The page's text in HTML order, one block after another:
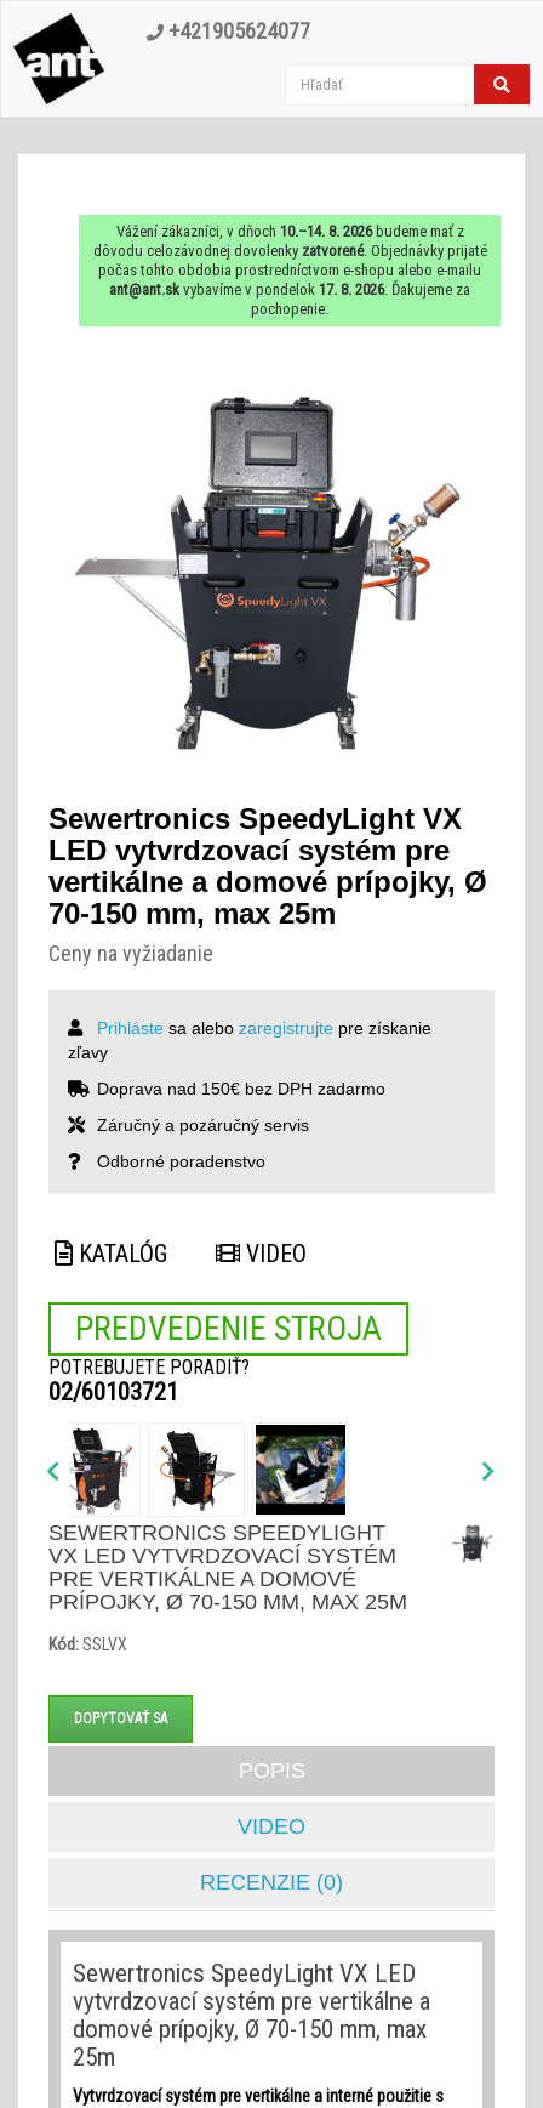
+421905624077
Vážení zákazníci, v dňoch 10.–14. 8. 2026budeme mať z
dôvodu celozávodnej dovolenkyzatvorené. Objednávky prijaté
počas tohto obdobia prostredníctvom e-shopu alebo e-mailu
ant@ant.skvybavíme v pondelok 17. 8. 2026. Ďakujeme za
pochopenie.
Sewertronics SpeedyLight VX
LED vytvrdzovací systém pre
vertikálne a domové prípojky, Ø
70-150 mm, max 25m
Ceny na vyžiadanie
Prihláste sa alebo zaregistrujte pre získanie
zľavy
Doprava nad 150€ bez DPH zadarmo
Záručný a pozáručný servis
Odborné poradenstvo
KATALÓG VIDEO
PREDVEDENIE STROJA
POTREBUJETE PORADIŤ?
02/60103721
SEWERTRONICS SPEEDYLIGHT
VX LED VYTVRDZOVACÍ SYSTÉM
PRE VERTIKÁLNE A DOMOVÉ
PRÍPOJKY, Ø 70-150 MM, MAX 25M
Kód:SSLVX
DOPYTOVAŤ SA
POPIS
VIDEO
RECENZIE (0)
Sewertronics SpeedyLight VX LED
vytvrdzovací systém pre vertikálne a
domové prípojky, Ø 70-150 mm, max
25m
Vytvrdzovací systém pre vertikálne a interné použitie s